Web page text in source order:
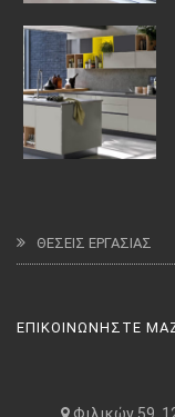
ΘΕΣΕΙΣ ΕΡΓΑΣΙΑΣ
ΕΠΙΚΟΙΝΩΝΗΣΤΕ
Φιλικών 59,